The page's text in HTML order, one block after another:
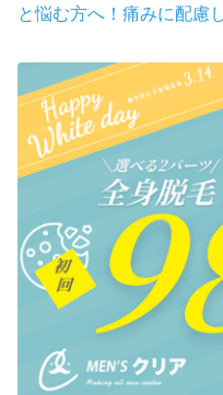
と悩む方へ！痛みに配慮